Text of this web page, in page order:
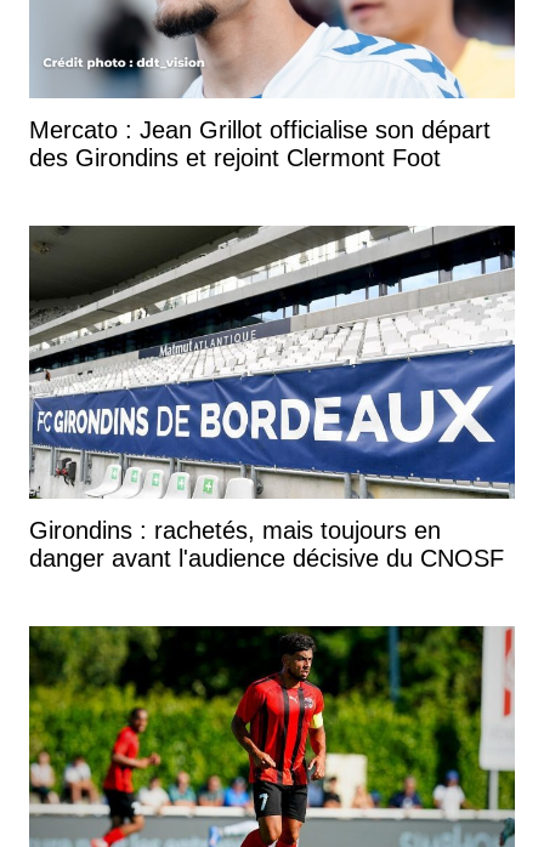
Mercato : Jean Grillot officialise son départ
des Girondins et rejoint Clermont Foot
Girondins : rachetés, mais toujours en
danger avant l'audience décisive du CNOSF